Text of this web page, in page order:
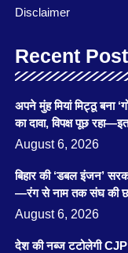
Disclaimer
Recent
अपने मुंह मियां मिट्ठू बना
का दावा, विपक्ष पूछ
August 6, 2026
बिहार की ‘डबल इंजन’
—रंग से नाम तक संघ की
August 6, 2026
देश की नब्ज टटोलेगी CJP: